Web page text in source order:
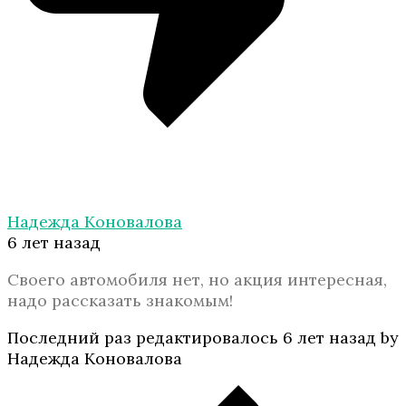
Надежда Коновалова
6 лет назад
Своего автомобиля нет, но акция интересная,
надо рассказать знакомым!
Последний раз редактировалось 6 лет назад by
Надежда Коновалова